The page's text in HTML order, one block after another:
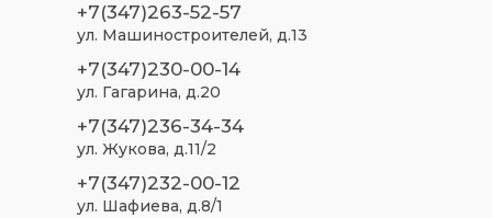
+7(347)263-52-57
ул. Машиностроителей, д.13
+7(347)230-00-14
ул. Гагарина, д.20
+7(347)236-34-34
ул. Жукова, д.11/2
+7(347)232-00-12
ул. Шафиева, д.8/1